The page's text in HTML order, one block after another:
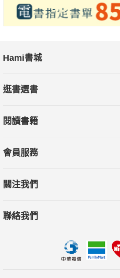
Hami書城
逛書選書
閱讀書籍
會員服務
關注我們
聯絡我們